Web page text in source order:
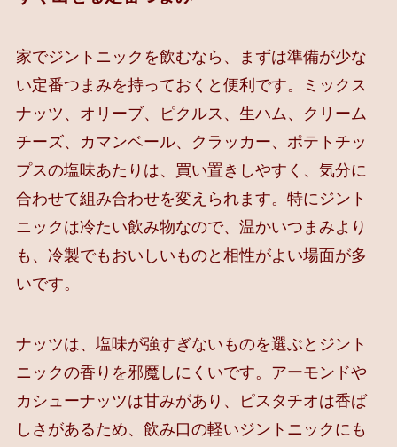
家でジントニックを飲むなら、まずは準備が少な
い定番つまみを持っておくと便利です。ミックス
ナッツ、オリーブ、ピクルス、生ハム、クリーム
チーズ、カマンベール、クラッカー、ポテトチッ
プスの塩味あたりは、買い置きしやすく、気分に
合わせて組み合わせを変えられます。特にジント
ニックは冷たい飲み物なので、温かいつまみより
も、冷製でもおいしいものと相性がよい場面が多
いです。
ナッツは、塩味が強すぎないものを選ぶとジント
ニックの香りを邪魔しにくいです。アーモンドや
カシューナッツは甘みがあり、ピスタチオは香ば
しさがあるため、飲み口の軽いジントニックにも